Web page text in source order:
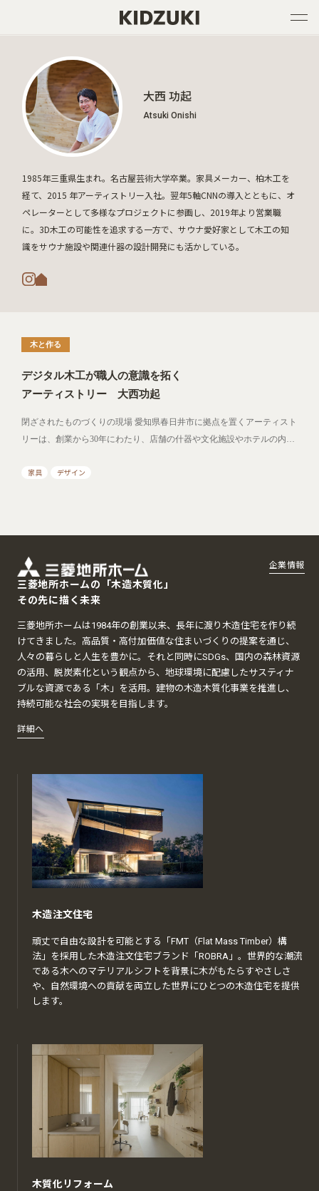
大西 功起
Atsuki Onishi
1985年三重県生まれ。名古屋芸術大学卒業。家具メーカー、柏木工を
経て、2015 年アーティストリー入社。翌年5軸CNNの導入とともに、オ
ペレーターとして多様なプロジェクトに参画し、2019年より営業職
に。3D木工の可能性を追求する一方で、サウナ愛好家として木工の知
識をサウナ施設や関連什器の設計開発にも活かしている。
木と作る
デジタル木工が職人の意識を拓く
アーティストリー 大西功起
閉ざされたものづくりの現場 愛知県春日井市に拠点を置くアーティスト
リーは、創業から30年にわたり、店舗の什器や文化施設やホテルの内…
家具 デザイン
三菱地所ホームの「木造木質化」
その先に描く未来
三菱地所ホームは1984年の創業以来、長年に渡り木造住宅を作り続
けてきました。高品質・高付加価値な住まいづくりの提案を通じ、
人々の暮らしと人生を豊かに。それと同時にSDGs、国内の森林資源
の活用、脱炭素化という観点から、地球環境に配慮したサスティナ
ブルな資源である「木」を活用。建物の木造木質化事業を推進し、
持続可能な社会の実現を目指します。
詳細へ
企業情報
木造注文住宅
頑丈で自由な設計を可能とする「FMT（Flat Mass Timber）構
法」を採用した木造注文住宅ブランド「ROBRA」。世界的な潮流
である木へのマテリアルシフトを背景に木がもたらすやさしさ
や、自然環境への貢献を両立した世界にひとつの木造住宅を提供
します。
木質化リフォーム